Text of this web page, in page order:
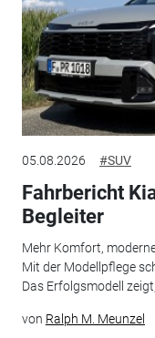
05.08.2026 #SUV
Fahrbericht
Begleiter
Mehr Komfort,
Mit der Modellpflege
Das Erfolgsmodell
von Ralph M. Meunzel